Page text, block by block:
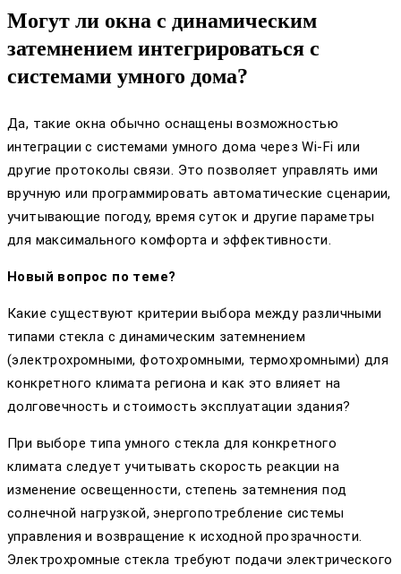
Могут ли окна с динамическим
затемнением интегрироваться с
системами умного дома?
Да, такие окна обычно оснащены возможностью
интеграции с системами умного дома через Wi-Fi или
другие протоколы связи. Это позволяет управлять ими
вручную или программировать автоматические сценарии,
учитывающие погоду, время суток и другие параметры
для максимального комфорта и эффективности.
Новый вопрос по теме?
Какие существуют критерии выбора между различными
типами стекла с динамическим затемнением
(электрохромными, фотохромными, термохромными) для
конкретного климата региона и как это влияет на
долговечность и стоимость эксплуатации здания?
При выборе типа умного стекла для конкретного
климата следует учитывать скорость реакции на
изменение освещенности, степень затемнения под
солнечной нагрузкой, энергопотребление системы
управления и возвращение к исходной прозрачности.
Электрохромные стекла требуют подачи электрического